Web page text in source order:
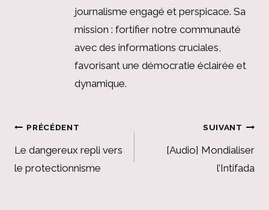
journalisme engagé et perspicace. Sa
mission : fortifier notre communauté
avec des informations cruciales,
favorisant une démocratie éclairée et
dynamique.
Navigation
de
l’article
PRÉCÉDENT
Le dangereux repli vers
le protectionnisme
SUIVANT
[Audio] Mondialiser
l’Intifada